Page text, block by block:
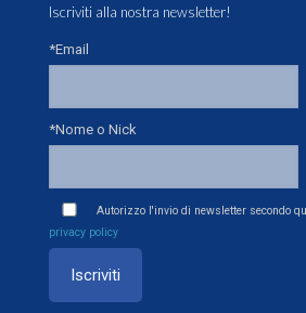
Iscriviti alla nostra newsletter!
*Email
*Nome o Nick
Autorizzo l'invio di newsletter secondo
privacy policy